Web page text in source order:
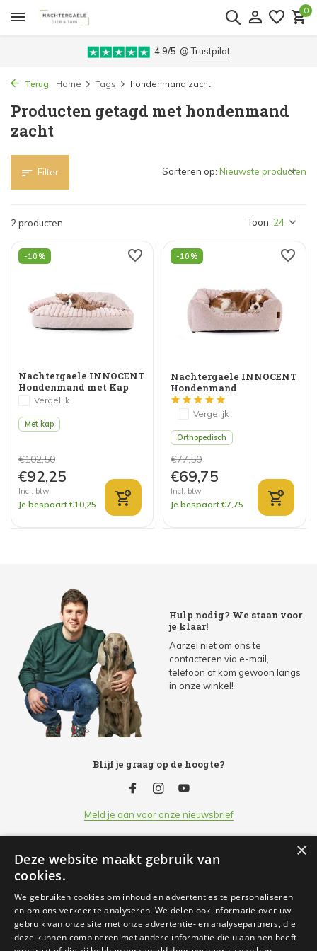
0
4.9/5 @Trustpilot
Terug Home Tags hondenmand zacht
Producten getagd met hondenmand
zacht
Filter
2 producten Toon:
Sorteren op:
-10%
Nachtergaele INNOCENT
Hondenmand met Kap
RozeVergelijk
Met kap
€102,50
€92,25
Incl. btw
Je bespaart €10,25
-10%
Nachtergaele INNOCENT
Hondenmand
Orthopedisch Roze
Vergelijk
Orthopedisch
€77,50
€69,75
Incl. btw
Je bespaart €7,75
Hulp nodig? We staan voor
je klaar!
Aarzel niet om ons te
contacteren via e-mail,
telefoon of kom gewoon langs
in onze winkel!
Blijf je graag op de hoogte?
Meld je aan voor onze nieuwsbrief
Klantenservice
Openingsuren
×
Deze website maakt gebruik van
cookies.
We gebruiken cookies om inhoud en advertenties te personaliseren
en om ons verkeer te analyseren. We delen ook informatie over uw
gebruik van onze site met onze advertentie- en analysepartners, die
deze kunnen combineren met andere informatie die u aan hen heeft